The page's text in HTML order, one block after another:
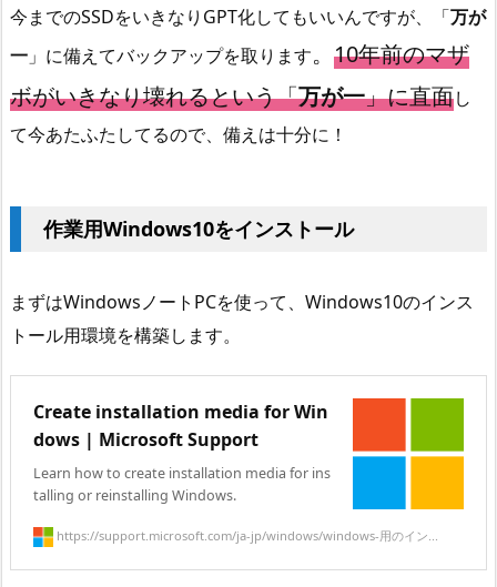
今までのSSDをいきなりGPT化してもいいんですが、「万が
一 」に備えてバックアップを取ります。 10年前のマザ
ボがいきなり壊れるという「万が一」に直面し
て今あたふたしてるので、備えは十分に！
作業用Windows10をインストール
まずはWindowsノートPCを使って、Windows10のインス
トール用環境を構築します。
Create installation media for Win
dows | Microsoft Support
Learn how to create installation media for ins
talling or reinstalling Windows.
https://support.microsoft.com/ja-jp/windows/windows-用のイン...